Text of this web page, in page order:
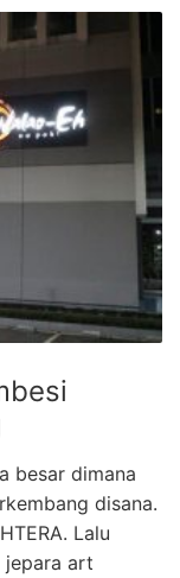
besar dimana
disana.
Lalu
jepara art